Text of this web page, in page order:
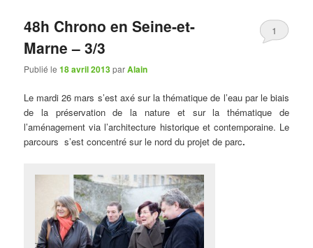
48h Chrono en Seine-et-
Marne – 3/3
Publié le18 avril 2013parAlain
1
Le mardi 26 mars s’est axé sur la thématique de l’eau par le biais
de la préservation de la nature et sur la thématique de
l’aménagement via l’architecture historique et contemporaine. Le
parcours s’est concentré sur le nord du projet de parc.